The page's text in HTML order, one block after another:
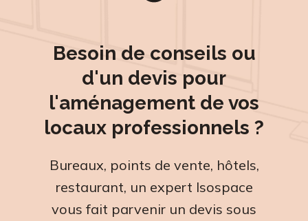
Besoin de conseils ou
d'un devis pour
l'aménagement de vos
locaux professionnels ?
Bureaux, points de vente, hôtels,
restaurant, un expert Isospace
vous fait parvenir un devis sous